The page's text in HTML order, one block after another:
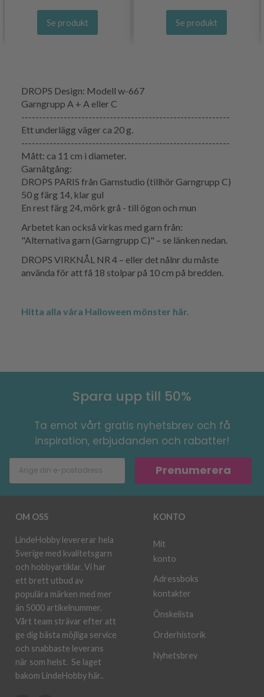
Se produkt Se produkt
DROPS Design: Modell w-667
Garngrupp A + A eller C
-----------------------------------------------------------
Ett underlägg väger ca 20 g.
-----------------------------------------------------------
Mått: ca 11 cm i diameter.
Garnåtgång:
DROPS PARIS från Garnstudio (tillhör Garngrupp C)
50 g färg 14, klar gul
En rest färg 24, mörk grå - till ögon och mun
Arbetet kan också virkas med garn från:
"Alternativa garn (Garngrupp C)" – se länken nedan.
DROPS VIRKNÅL NR 4 – eller det nålnr du måste
använda för att få 18 stolpar på 10 cm på bredden.
Hitta alla våra Halloween mönster här.
Spara upp till 50%
Ta emot vårt gratis nyhetsbrev och få
inspiration, erbjudanden och rabatter!
Prenumerera
OM OSS
LindeHobby levererar hela
Sverige med kvalitetsgarn
och hobbyartiklar. Vi har
ett brett utbud av
populära märken med mer
än 5000 artikelnummer.
Vårt team strävar efter att
ge dig bästa möjliga service
och snabbaste leverans
när som helst. Se laget
bakom LindeHobby här..
KONTO
Mit
konto
Adressboks
kontakter
Önskelista
Orderhistorik
Nyhetsbrev